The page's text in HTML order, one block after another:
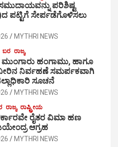
ಸಮುದಾಯವನ್ನು ಪರಿಶಿಷ್ಟ
ಪಟ್ಟಿಗೆ ಸೇರ್ಪಡೆಗೊಳಿಸಲು
MYTHRI NEWS
ಬರ ರಾಜ್ಯ
ಮುಂಗಾರು ಹಂಗಾಮು, ಹಾಗೂ
ನಿರ್ವಹಣೆ ಸಮರ್ಪಕವಾಗಿ
ಸೂಚನೆ
MYTHRI NEWS
ರಾಜ್ಯ ರಾಷ್ಟ್ರೀಯ
ರೈತರ ವಿಮಾ ಹಣ
ಆಗ್ರಹ
MYTHRI NEWS